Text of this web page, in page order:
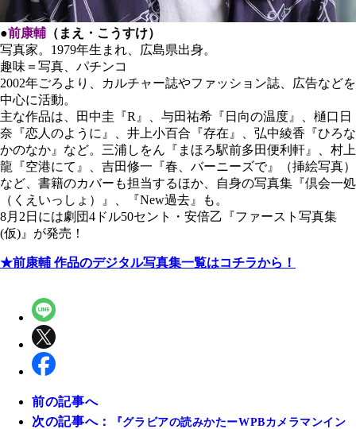
●前康輔 （まえ・こうすけ）
写真家。1979年生まれ、広島県出身。
趣味＝写真、パチンコ
2002年ごろより、カルチャー誌やファッション誌、広告などを
中心に活動。
主な作品は、田中圭『R』、与田祐希『日向の温度』、樋口日
奈『恋人のように』、井上小百合『存在』、弘中綾香『ひろな
かのなか』など。三浦しをん『まほろ駅前多田便利軒』、村上
龍『空港にて』、吉田修一『春、バーニーズで』（挿絵写真）
など、書籍のカバーも担当するほか、自身の写真集『倶会一処
（くえいっしょ）』、『New過去』も。
8月2日には劇団4ドル50セント・安倍乙『ファースト写真集
(仮)』が発売！
★前康輔 作品のデジタル写真集一覧はコチラから！
前の記事へ
次の記事へ：
『グラビアの読みかたーWPBカメラマンイン